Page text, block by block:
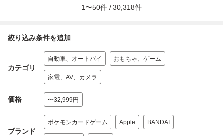
1 〜50件 / 30,318件
絞り込み条件を追加
カテゴリ
自動車、オートバイ おもちゃ、ゲーム
家電、AV、カメラ
価格 〜32,999円
ブランド
ポケモンカードゲーム Apple BANDAI